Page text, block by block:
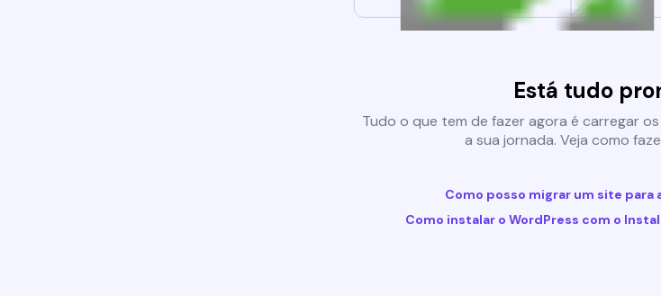
Está tudo
Tudo o que tem de fazer agora é carregar
a sua jornada. Veja como
Como posso migrar um site para
Como instalar o WordPress com o